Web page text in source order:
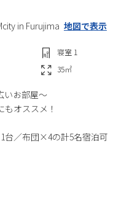
in Furujima 地図で表示
寝室 1
35㎡
いお部屋〜
オススメ！
／布団×4の計5名宿泊可
ります。
がいいお部屋です♪